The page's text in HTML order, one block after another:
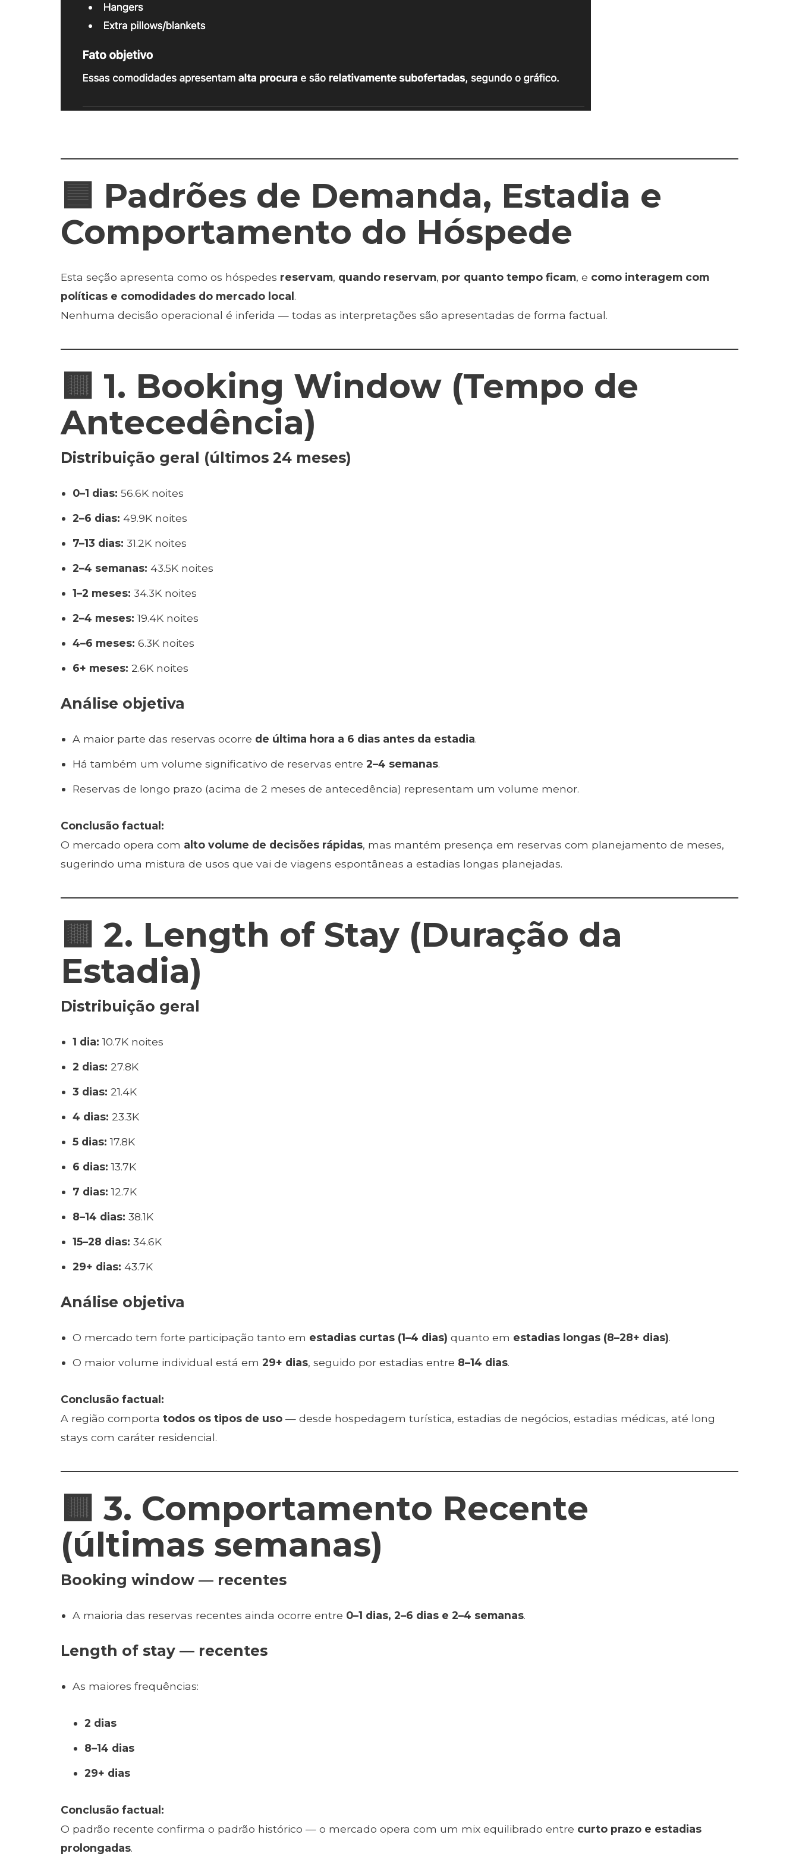
🟦 Padrões de Demanda, Estadia e
Comportamento do Hóspede
Esta seção apresenta como os hóspedes reservam, quando reservam, por quanto tempo ficam, e como interagem com
políticas e comodidades do mercado local .
Nenhuma decisão operacional é inferida — todas as interpretações são apresentadas de forma factual.
🟨 1. Booking Window (Tempo de
Antecedência)
Distribuição geral (últimos 24 meses)
0–1 dias: 56.6K noites
2–6 dias: 49.9K noites
7–13 dias: 31.2K noites
2–4 semanas: 43.5K noites
1–2 meses: 34.3K noites
2–4 meses: 19.4K noites
4–6 meses: 6.3K noites
6+ meses: 2.6K noites
Análise objetiva
A maior parte das reservas ocorre de última hora a 6 dias antes da estadia.
Há também um volume significativo de reservas entre 2–4 semanas.
Reservas de longo prazo (acima de 2 meses de antecedência) representam um volume menor.
Conclusão factual:
O mercado opera com alto volume de decisões rápidas, mas mantém presença em reservas com planejamento de meses,
sugerindo uma mistura de usos que vai de viagens espontâneas a estadias longas planejadas.
🟨 2. Length of Stay (Duração da
Estadia)
Distribuição geral
1 dia: 10.7K noites
2 dias: 27.8K
3 dias: 21.4K
4 dias: 23.3K
5 dias: 17.8K
6 dias: 13.7K
7 dias: 12.7K
8–14 dias: 38.1K
15–28 dias: 34.6K
29+ dias: 43.7K
Análise objetiva
O mercado tem forte participação tanto em estadias curtas (1–4 dias) quanto em estadias longas (8–28+ dias).
O maior volume individual está em 29+ dias, seguido por estadias entre 8–14 dias.
Conclusão factual:
A região comporta todos os tipos de uso — desde hospedagem turística, estadias de negócios, estadias médicas, até long
stays com caráter residencial.
🟨 3. Comportamento Recente
(últimas semanas)
Booking window — recentes
A maioria das reservas recentes ainda ocorre entre 0–1 dias, 2–6 dias e 2–4 semanas.
Length of stay — recentes
As maiores frequências:
2 dias
8–14 dias
29+ dias
Conclusão factual:
O padrão recente confirma o padrão histórico — o mercado opera com um mix equilibrado entre curto prazo e estadias
prolongadas.